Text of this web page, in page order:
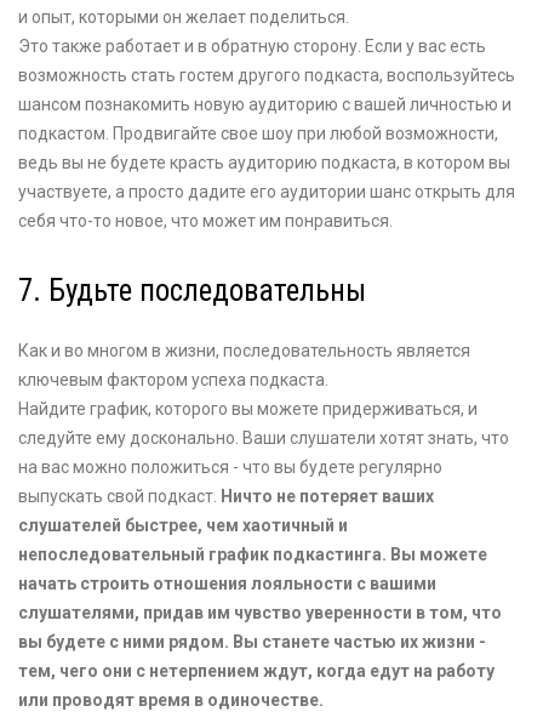
и опыт, которыми он желает поделиться.
Это также работает и в обратную сторону. Если у вас есть
возможность стать гостем другого подкаста, воспользуйтесь
шансом познакомить новую аудиторию с вашей личностью и
подкастом. Продвигайте свое шоу при любой возможности,
ведь вы не будете красть аудиторию подкаста, в котором вы
участвуете, а просто дадите его аудитории шанс открыть для
себя что-то новое, что может им понравиться.
7. Будьте последовательны
Как и во многом в жизни, последовательность является
ключевым фактором успеха подкаста.
Найдите график, которого вы можете придерживаться, и
следуйте ему досконально. Ваши слушатели хотят знать, что
на вас можно положиться - что вы будете регулярно
выпускать свой подкаст. Ничто не потеряет ваших
слушателей быстрее, чем хаотичный и
непоследовательный график подкастинга. Вы можете
начать строить отношения лояльности с вашими
слушателями, придав им чувство уверенности в том, что
вы будете с ними рядом. Вы станете частью их жизни -
тем, чего они с нетерпением ждут, когда едут на работу
или проводят время в одиночестве.